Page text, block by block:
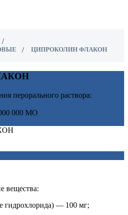
ЦИПРОКОЛИН ФЛАКОН
перорального раствора:
000 МО
вещества:
гидрохлорида) — 100 мг;